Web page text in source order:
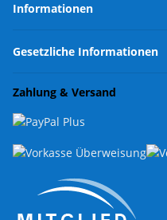
Informationen
Gesetzliche Informationen
Zahlung & Versand